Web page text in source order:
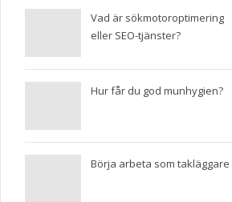
Vad är sökmotoroptimering
eller SEO-tjänster?
Hur får du god munhygien?
Börja arbeta som takläggare